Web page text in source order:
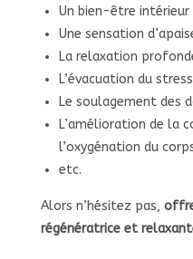
Un bien-être
Une sensation
La relaxation
L’évacuation du
Le soulagement des
L’amélioration de la
l’oxygénation du
etc.
Alors n’hésitez pas,
régénératrice et